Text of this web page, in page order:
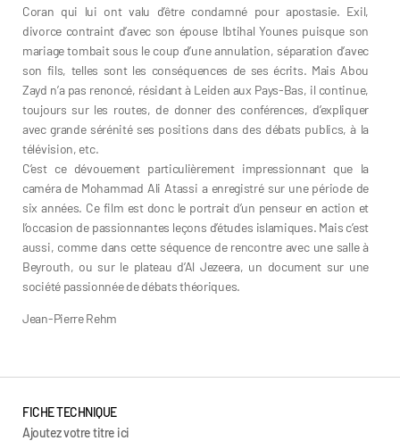
Coran qui lui ont valu d’être condamné pour apostasie. Exil,
divorce contraint d’avec son épouse Ibtihal Younes puisque son
mariage tombait sous le coup d’une annulation, séparation d’avec
son fils, telles sont les conséquences de ses écrits. Mais Abou
Zayd n’a pas renoncé, résidant à Leiden aux Pays-Bas, il continue,
toujours sur les routes, de donner des conférences, d’expliquer
avec grande sérénité ses positions dans des débats publics, à la
télévision, etc.
C’est ce dévouement particulièrement impressionnant que la
caméra de Mohammad Ali Atassi a enregistré sur une période de
six années. Ce film est donc le portrait d’un penseur en action et
l’occasion de passionnantes leçons d’études islamiques. Mais c’est
aussi, comme dans cette séquence de rencontre avec une salle à
Beyrouth, ou sur le plateau d’Al Jezeera, un document sur une
société passionnée de débats théoriques.
Jean-Pierre Rehm
FICHE TECHNIQUE
Ajoutez votre titre ici